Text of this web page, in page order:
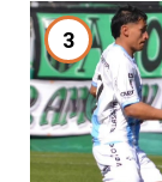
3